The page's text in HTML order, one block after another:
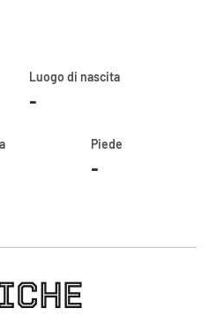
Luogo di nascita
-
Piede
-